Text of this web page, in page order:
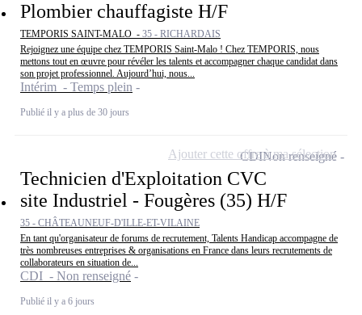
Plombier chauffagiste H/F
TEMPORIS SAINT-MALO - 35 - RICHARDAIS
Rejoignez une équipe chez TEMPORIS Saint-Malo ! Chez TEMPORIS, nous
mettons tout en œuvre pour révéler les talents et accompagner chaque candidat dans
son projet professionnel. Aujourd’hui, nous...
Intérim - Temps plein
Publié il y a plus de 30 jours
Technicien d'Exploitation CVC
site Industriel - Fougères (35) H/F
35 - CHÂTEAUNEUF-D'ILLE-ET-VILAINE
En tant qu'organisateur de forums de recrutement, Talents Handicap accompagne de
très nombreuses entreprises & organisations en France dans leurs recrutements de
collaborateurs en situation de...
CDI - Non renseigné
Publié il y a 6 jours
CDINon renseigné
Ajouter cette offre à ma sélection